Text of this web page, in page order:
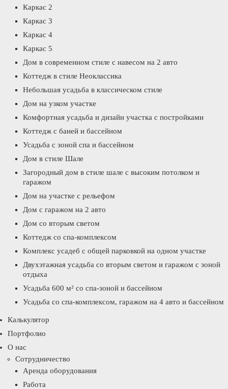
Каркас 2
Каркас 3
Каркас 4
Каркас 5
Дом в современном стиле с навесом на 2 авто
Коттедж в стиле Неоклассика
Небольшая усадьба в классическом стиле
Дом на узком участке
Комфортная усадьба и дизайн участка с постройками
Коттедж с баней и бассейном
Усадьба с зоной спа и бассейном
Дом в стиле Шале
Загородный дом в стиле шале с высоким потолком и
гаражом
Дом на участке с рельефом
Дом с гаражом на 2 авто
Дом со вторым светом
Коттедж со спа-комплексом
Комплекс усадеб с общей парковкой на одном участке
Двухэтажная усадьба со вторым светом и гаражом с зоной
отдыха
Усадьба 600 м² со спа-зоной и бассейном
Усадьба со спа-комплексом, гаражом на 4 авто и бассейном
Калькулятор
Портфолио
О нас
Сотрудничество
Аренда оборудования
Работа